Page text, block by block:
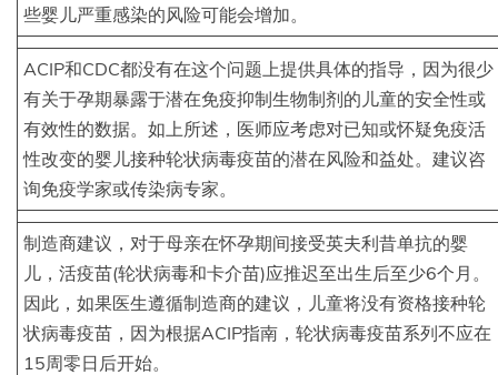
些婴儿严重感染的风险可能会增加。
ACIP和CDC都没有在这个问题上提供具体的指导，因为很少
有关于孕期暴露于潜在免疫抑制生物制剂的儿童的安全性或
有效性的数据。如上所述，医师应考虑对已知或怀疑免疫活
性改变的婴儿接种轮状病毒疫苗的潜在风险和益处。建议咨
询免疫学家或传染病专家。
制造商建议，对于母亲在怀孕期间接受英夫利昔单抗的婴
儿，活疫苗(轮状病毒和卡介苗)应推迟至出生后至少6个月。
因此，如果医生遵循制造商的建议，儿童将没有资格接种轮
状病毒疫苗，因为根据ACIP指南，轮状病毒疫苗系列不应在
15周零日后开始。